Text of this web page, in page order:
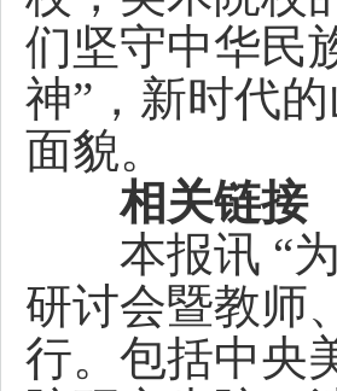
们坚守中华民
神”，新时代
面貌。
相关链接
本报讯 “为
研讨会暨教师
行。包括中央